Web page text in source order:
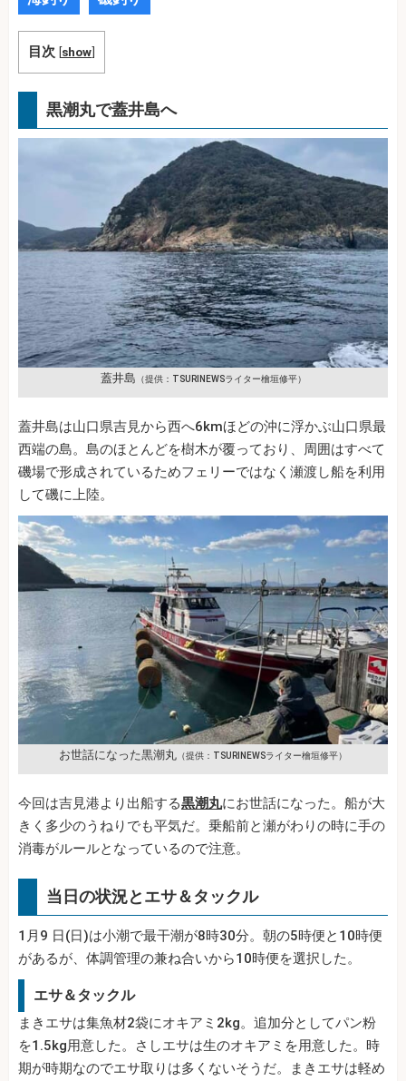
目次 [show]
黒潮丸で蓋井島へ
蓋井島 （提供：TSURINEWSライター檜垣修平）
蓋井島は山口県吉見から西へ6kmほどの沖に浮かぶ山口県最
西端の島。島のほとんどを樹木が覆っており、周囲はすべて
磯場で形成されているためフェリーではなく瀬渡し船を利用
して磯に上陸。
お世話になった黒潮丸 （提供：TSURINEWSライター檜垣修平）
今回は吉見港より出船する黒潮丸にお世話になった。船が大
きく多少のうねりでも平気だ。乗船前と瀬がわりの時に手の
消毒がルールとなっているので注意。
当日の状況とエサ＆タックル
1月9 日(日)は小潮で最干潮が8時30分。朝の5時便と10時便
があるが、体調管理の兼ね合いから10時便を選択した。
エサ＆タックル
まきエサは集魚材2袋にオキアミ2kg。追加分としてパン粉
を1.5kg用意した。さしエサは生のオキアミを用意した。時
期が時期なのでエサ取りは多くないそうだ。まきエサは軽め